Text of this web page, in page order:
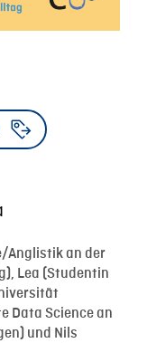
Anglistik an der
Lea (Studentin
Data Science an
und Nils